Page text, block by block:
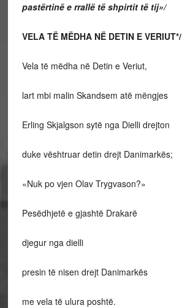
pastërtinë e rrallë të shpirtit të tij»/
VELA TË MËDHA NË DETIN E VERIUT*/
Vela të mëdha në Detin e Veriut,
lart mbi malin Skandsem atë mëngjes
Erling Skjalgson sytë nga Dielli drejton
duke vështruar detin drejt Danimarkës;
«Nuk po vjen Olav Trygvason?»
Pesëdhjetë e gjashtë Drakarë
djegur nga dielli
presin të nisen drejt Danimarkës
me vela të ulura poshtë.